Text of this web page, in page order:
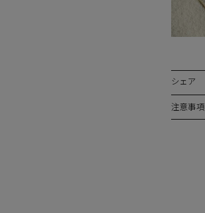
シェア
注意事項